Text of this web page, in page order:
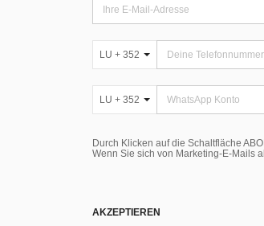
LU + 352
LU + 352
Durch Klicken auf die Schaltfläche
Wenn Sie sich von Marketing-E-Mails
AKZEPTIEREN